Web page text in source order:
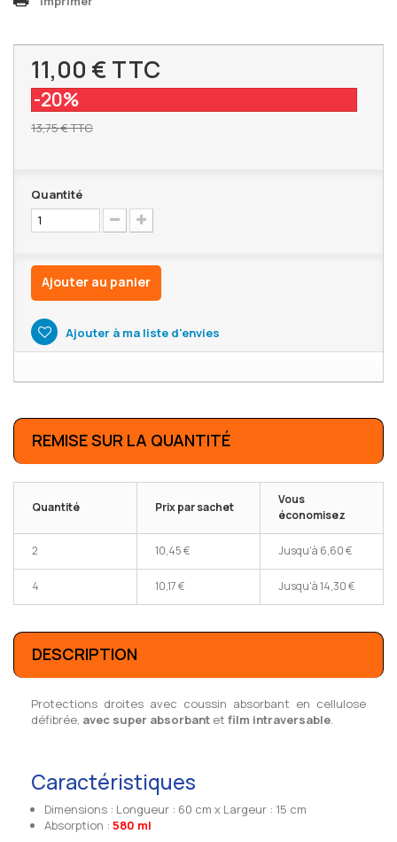
11,00 €TTC
-20%
13,75 €TTC
Quantité
Ajouter au panier
Ajouter à ma liste d'envies
REMISE SUR LA QUANTITÉ
Quantité Prix par sachet
Vous
économisez
2 10,45 € Jusqu'à 6,60 €
4 10,17 € Jusqu'à14,30 €
DESCRIPTION
Protections droites avec coussin absorbant en cellulose
défibrée, avec super absorbant et film intraversable.
Caractéristiques
Dimensions : Longueur : 60 cm x Largeur : 15 cm
Absorption : 580 ml